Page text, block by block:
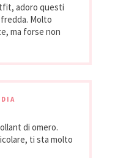
adoro questi
Molto
ma forse non
di omero.
ti sta molto